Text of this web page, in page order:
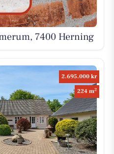
7400 Herning
2.695.000 kr
224 m2